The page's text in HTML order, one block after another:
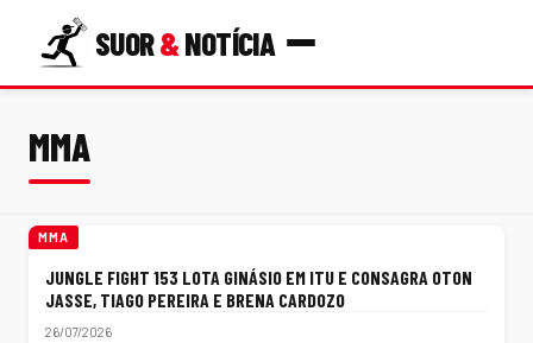
SUOR&NOTÍCIA
MMA
MMA
JUNGLE FIGHT 153 LOTA GINÁSIO EM ITU E CONSAGRA OTON
JASSE, TIAGO PEREIRA E BRENA CARDOZO
26/07/2026